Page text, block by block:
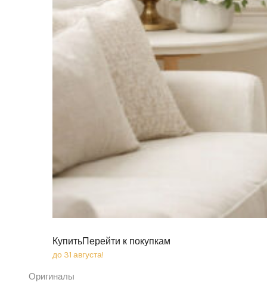
КупитьПерейти к покупкам
до 31 августа!
Оригиналы